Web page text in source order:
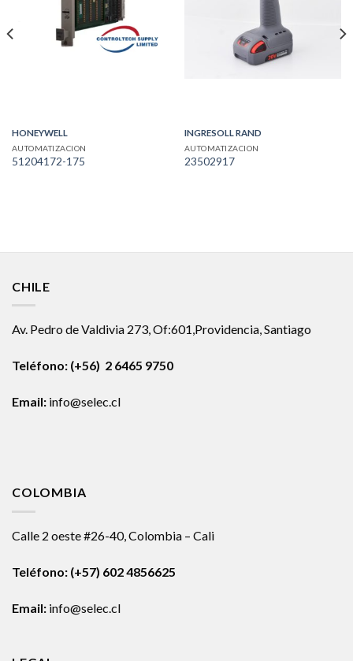
HONEYWELL
AUTOMATIZACION
51204172-175
INGRESOLL RAND
AUTOMATIZACION
23502917
CHILE
Av. Pedro de Valdivia 273, Of:601,Providencia, Santiago
Teléfono: (+56) 2 6465 9750
Email: info@selec.cl
COLOMBIA
Calle 2 oeste #26-40, Colombia – Cali
Teléfono: (+57) 602 4856625
Email: info@selec.cl